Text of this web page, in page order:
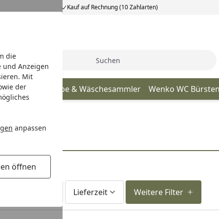
die
und Anzeigen
Mit
der
anpassen
öffnen
Kauf auf Rechnung (10 Zahlarten)
Suche
Wäschekörbe & Wäschesammler Wenko WC Bürsten
Lieferzeit Weitere Filter